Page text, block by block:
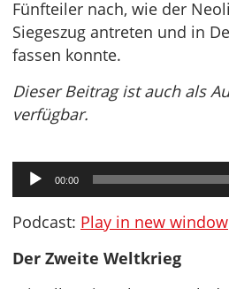
Fünfteiler nach, wie der
Siegeszug antreten und in
fassen konnte.
Dieser Beitrag ist auch als
verfügbar.
Audio-
Player
00:00
Podcast: Play in new window
Der Zweite Weltkrieg